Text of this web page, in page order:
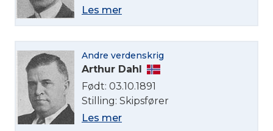
Les mer
Andre verdenskrig
Arthur Dahl
Født: 03.10.1891
Stilling: Skipsfører
Les mer